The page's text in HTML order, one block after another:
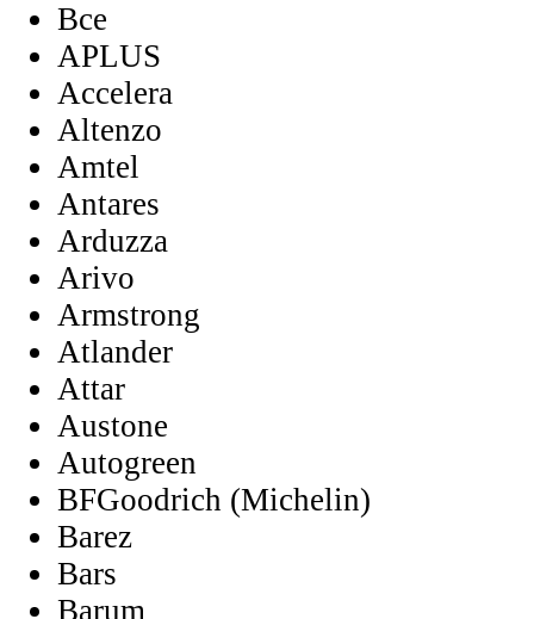
Все
APLUS
Accelera
Altenzo
Amtel
Antares
Arduzza
Arivo
Armstrong
Atlander
Attar
Austone
Autogreen
BFGoodrich (Michelin)
Barez
Bars
Barum